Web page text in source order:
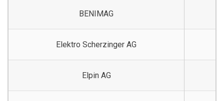
BENIMAG
Elektro Scherzinger AG
Elpin AG